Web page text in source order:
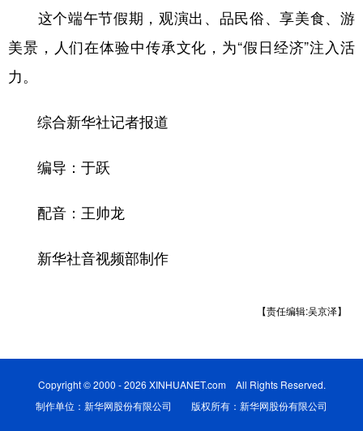
这个端午节假期，观演出、品民俗、享美食、游
美景，人们在体验中传承文化，为“假日经济”注入活
力。
综合新华社记者报道
编导：于跃
配音：王帅龙
新华社音视频部制作
【责任编辑:吴京泽】
Copyright © 2000 - 2026 XINHUANET.com All Rights Reserved.
制作单位：新华网股份有限公司 版权所有：新华网股份有限公司